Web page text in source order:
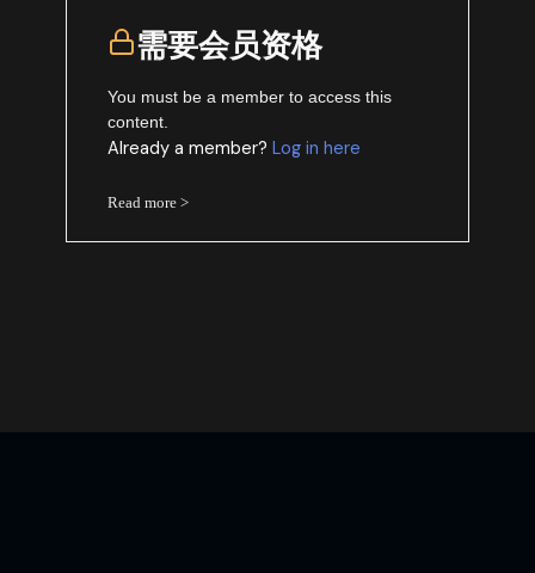
需要会员资格
You must be a member to access this
content.
Already a member?Log in here
Read more >